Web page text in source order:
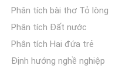
Phân tích bài thơ Tỏ lòng
Phân tích Đất nước
Phân tích Hai đứa trẻ
Định hướng nghề nghiệp